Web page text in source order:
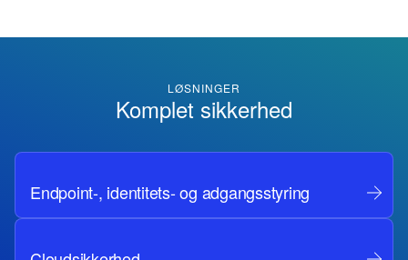
LØSNINGER
Komplet sikkerhed
Endpoint-, identitets- og adgangsstyring